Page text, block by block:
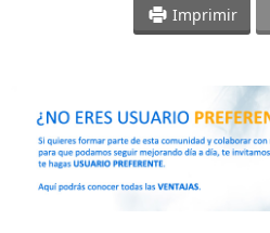
Imprimir